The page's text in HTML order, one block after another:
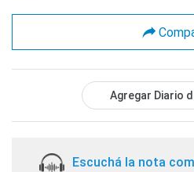
Agregar Diario
Escuchá la nota